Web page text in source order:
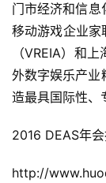
门市经济和信
移动游戏企业家
（VREIA）和
外数字娱乐产业
造最具国际性、
2016 DEAS年会
http://